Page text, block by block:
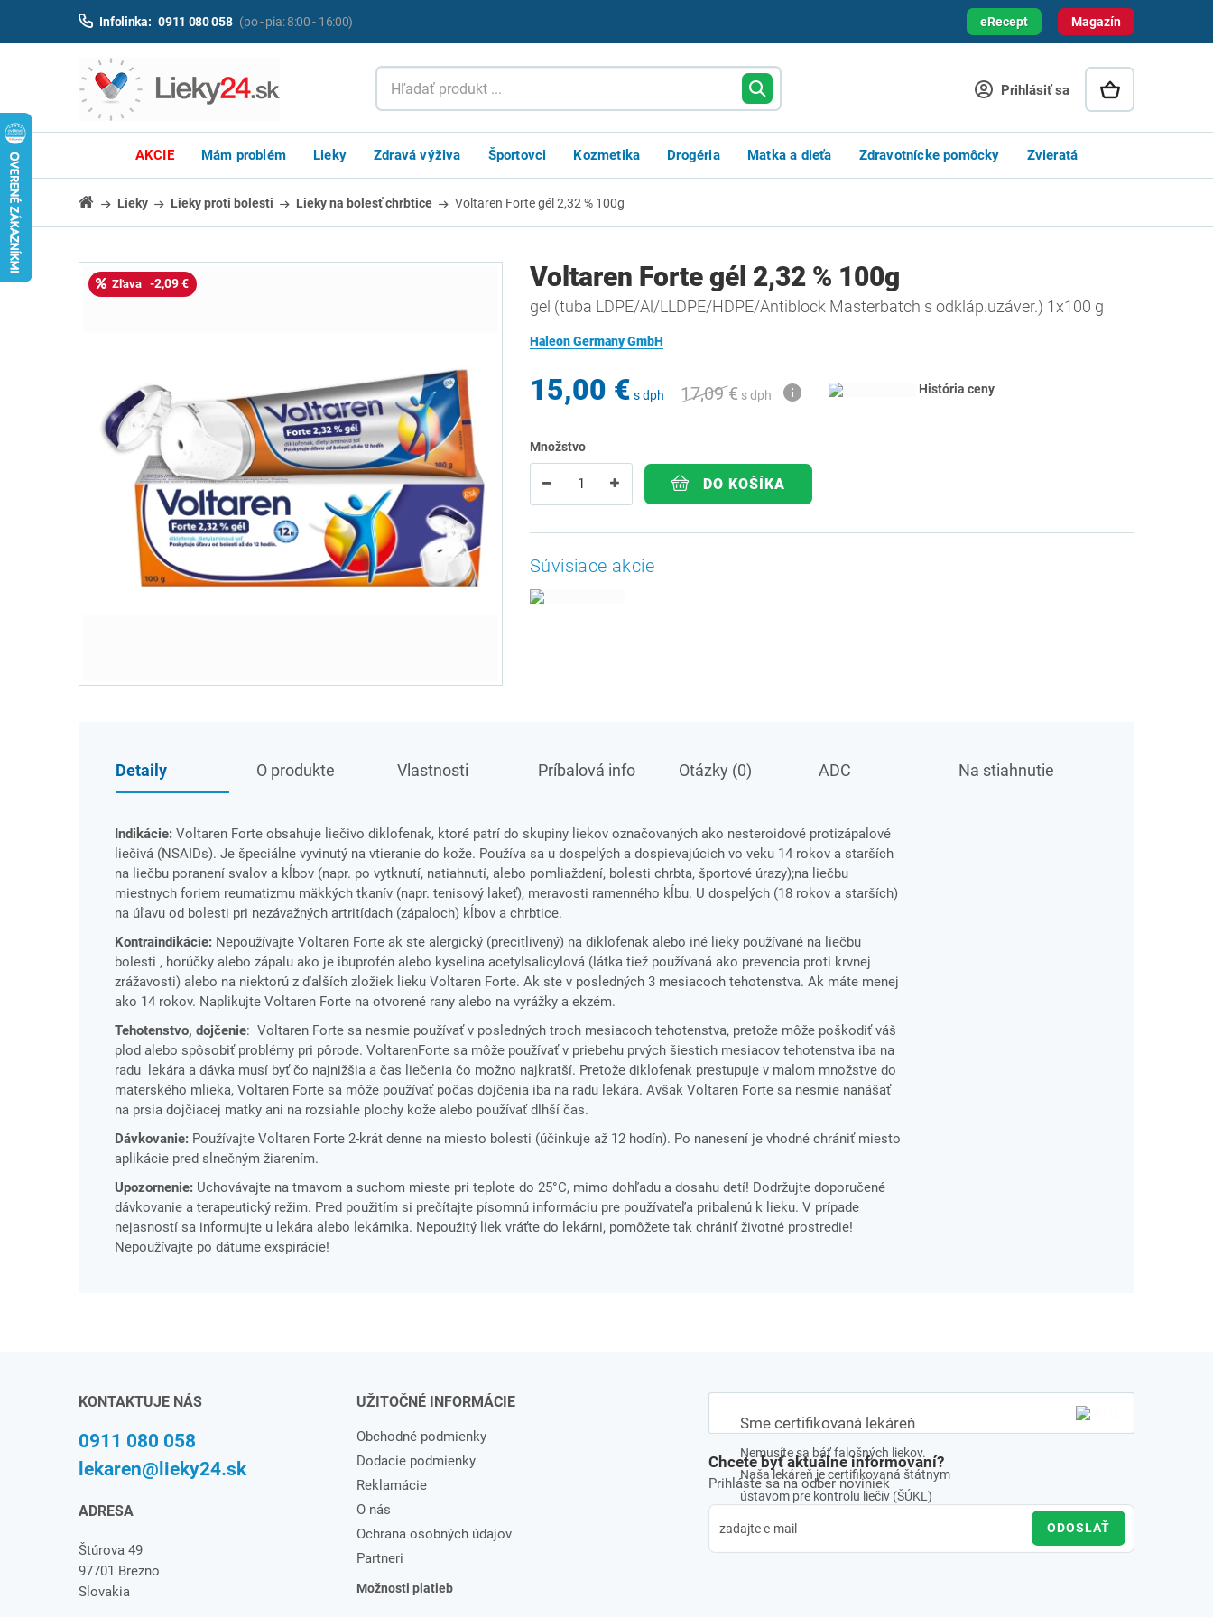
Magazín
Infolinka: 0911 080 058 (po - pia: 8:00 - 16:00) eRecept
Prihlásiť sa
AKCIE Mám problém Lieky Zdravá výživa Športovci Kozmetika Drogéria Matka a dieťa Zdravotnícke pomôcky Zvieratá
Lieky Lieky proti bolesti Lieky na bolesť chrbtice Voltaren Forte gél 2,32 % 100g
Zľava -2,09 € Voltaren Forte gél 2,32 % 100g
gel (tuba LDPE/Al/LLDPE/HDPE/Antiblock Masterbatch s odkláp.uzáver.) 1x100 g
Haleon Germany GmbH
15,00 € s dph 17,09 € s dph História ceny
Množstvo
DO KOŠÍKA
Súvisiace akcie
Detaily O produkte Vlastnosti Príbalová info Otázky (0) ADC Na stiahnutie
Indikácie: Voltaren Forte obsahuje liečivo diklofenak, ktoré patrí do skupiny liekov označovaných ako nesteroidové protizápalové
liečivá (NSAIDs). Je špeciálne vyvinutý na vtieranie do kože. Používa sa u dospelých a dospievajúcich vo veku 14 rokov a starších
na liečbu poranení svalov a kĺbov (napr. po vytknutí, natiahnutí, alebo pomliaždení, bolesti chrbta, športové úrazy);na liečbu
miestnych foriem reumatizmu mäkkých tkanív (napr. tenisový lakeť), meravosti ramenného kĺbu. U dospelých (18 rokov a starších)
na úľavu od bolesti pri nezávažných artritídach (zápaloch) kĺbov a chrbtice.
Kontraindikácie: Nepoužívajte Voltaren Forte ak ste alergický (precitlivený) na diklofenak alebo iné lieky používané na liečbu
bolesti , horúčky alebo zápalu ako je ibuprofén alebo kyselina acetylsalicylová (látka tiež používaná ako prevencia proti krvnej
zrážavosti) alebo na niektorú z ďalších zložiek lieku Voltaren Forte. Ak ste v posledných 3 mesiacoch tehotenstva. Ak máte menej
ako 14 rokov. Naplikujte Voltaren Forte na otvorené rany alebo na vyrážky a ekzém.
Tehotenstvo, dojčenie: Voltaren Forte sa nesmie používať v posledných troch mesiacoch tehotenstva, pretože môže poškodiť váš
plod alebo spôsobiť problémy pri pôrode. VoltarenForte sa môže používať v priebehu prvých šiestich mesiacov tehotenstva iba na
radu lekára a dávka musí byť čo najnižšia a čas liečenia čo možno najkratší. Pretože diklofenak prestupuje v malom množstve do
materského mlieka, Voltaren Forte sa môže používať počas dojčenia iba na radu lekára. Avšak Voltaren Forte sa nesmie nanášať
na prsia dojčiacej matky ani na rozsiahle plochy kože alebo používať dlhší čas.
Dávkovanie: Používajte Voltaren Forte 2-krát denne na miesto bolesti (účinkuje až 12 hodín). Po nanesení je vhodné chrániť miesto
aplikácie pred slnečným žiarením.
Upozornenie: Uchovávajte na tmavom a suchom mieste pri teplote do 25°C, mimo dohľadu a dosahu detí! Dodržujte doporučené
dávkovanie a terapeutický režim. Pred použitím si prečítajte písomnú informáciu pre používateľa pribalenú k lieku. V prípade
nejasností sa informujte u lekára alebo lekárnika. Nepoužitý liek vráťte do lekárni, pomôžete tak chrániť životné prostredie!
Nepoužívajte po dátume exspirácie!
Sme certifikovaná lekáreň
Nemusíte sa báť falošných liekov.
Naša lekáreň je certifikovaná štátnym
ústavom pre kontrolu liečiv (ŠÚKL)
KONTAKTUJE NÁS
0911 080 058
lekaren@lieky24.sk
ADRESA
Štúrova 49
97701 Brezno
Slovakia
UŽITOČNÉ INFORMÁCIE
Obchodné podmienky
Dodacie podmienky
Reklamácie
O nás
Ochrana osobných údajov
Partneri
Možnosti platieb
Chcete byť aktuálne informovaní?
Prihláste sa na odber noviniek
ODOSLAŤ